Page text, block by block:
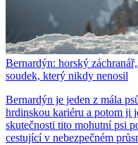
Bernardýn: horský
soudek, který nikdy nenosil
Bernardýn je jeden z mála
hrdinskou kariéru a potom ji
skutečnosti tito mohutní psi
cestující v nebezpečném